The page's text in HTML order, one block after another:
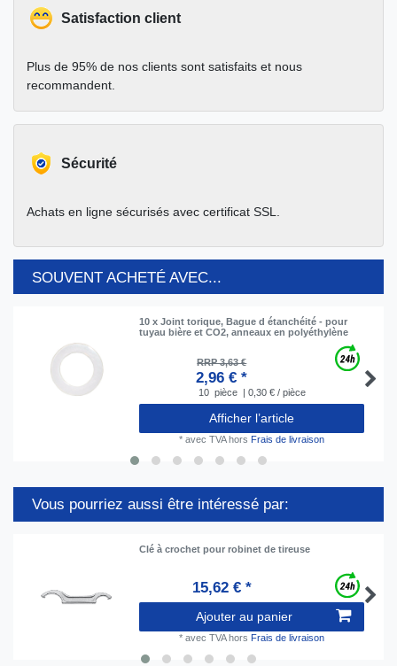
Satisfaction client
Plus de 95% de nos clients sont satisfaits et nous
recommandent.
Sécurité
Achats en ligne sécurisés avec certificat SSL.
SOUVENT ACHETÉ AVEC...
10 x Joint torique, Bague d étanchéité - pour
tuyau bière et CO2, anneaux en polyéthylène
RRP 3,63 €
2,96 € *
10 pièce | 0,30 € / pièce
Afficher l’article
* avec TVAhors Frais de livraison
Vous pourriez aussi être intéressé par:
Clé à crochet pour robinet de tireuse
15,62 € *
Ajouter au panier
* avec TVAhors Frais de livraison